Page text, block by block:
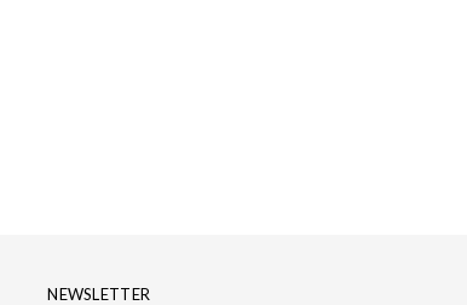
NEWSLETTER